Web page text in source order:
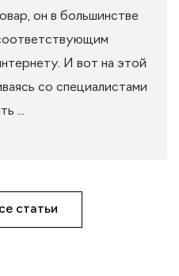
он в большинстве
И вот на этой
со специалистами
...
статьи